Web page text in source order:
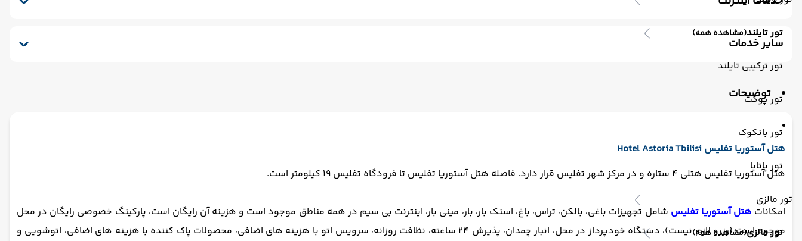
تور تایلند(مشاهده همه)
تور ترکیبی تایلند
تور پوکت
تور بانکوک
تور پاتایا
تور مالزی
تور مالزی(مشاهده همه)
سایر خدمات
ترانسفر رفت (استقبال)
توضیحات
هتل آستوریا تفلیس Hotel Astoria Tbilisi
هتل آستوریا تفلیس هتلی 4 ستاره و در مرکز شهر تفلیس قرار دارد. فاصله هتل آستوریا تفلیس تا فرودگاه تفلیس 19 کیلومتر است.
امکانات هتل آستوریا تفلیس شامل تجهیزات باغی، بالکن، تراس، باغ، اسنک بار، بار، مینی بار، اینترنت بی سیم در همه مناطق موجود است و هزینه آن رایگان است، پارکینگ خصوصی رایگان در محل
موجود است (رزرو لازم نیست)، دستگاه خودپرداز در محل، انبار چمدان، پذیرش 24 ساعته، نظافت روزانه، سرویس اتو با هزینه های اضافی، محصولات پاک کننده با هزینه های اضافی، اتوشویی و